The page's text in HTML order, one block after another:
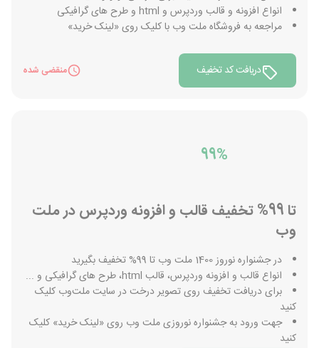
انواع افزونه و قالب وردپرس و html و طرح های گرافیکی
مراجعه به فروشگاه ملت وب با کلیک روی «لینک خرید»
دریافت کد تخفیف منقضی شده
99%
تا 99% تخفیف قالب و افزونه وردپرس در ملت
وب
در جشنواره نوروز 1400 ملت وب تا 99% تخفیف بگیرید
انواع قالب و افزونه وردپرس، قالب html، طرح های گرافیکی و ...
برای دریافت تخفیف روی تصویر درخت در سایت ملت‌وب کلیک
کنید
جهت ورود به جشنواره نوروزی ملت وب روی «لینک خرید» کلیک
کنید